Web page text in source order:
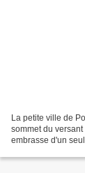
La petite ville de
sommet du
embrasse d'un